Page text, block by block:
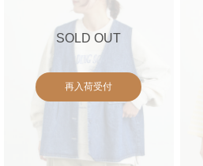
SOLD OUT
再入荷受付